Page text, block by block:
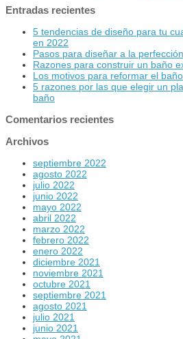
Entradas recientes
5 tendencias de diseño para tu
en 2022
Pasos para diseñar a la
Razones para construir un baño
Los motivos para reformar el
5 razones por las que elegir un
baño
Comentarios recientes
Archivos
septiembre 2022
agosto 2022
julio 2022
junio 2022
mayo 2022
abril 2022
marzo 2022
febrero 2022
enero 2022
diciembre 2021
noviembre 2021
octubre 2021
septiembre 2021
agosto 2021
julio 2021
junio 2021